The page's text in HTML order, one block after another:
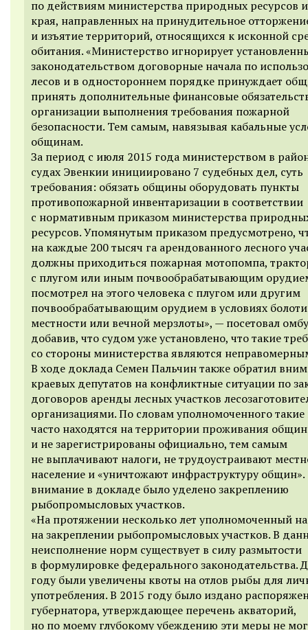
по действиям министерства природных ресурсов
края, направленных на принудительное
и изъятие территорий, относящихся к исконной
обитания. «Министерство игнорирует
законодательством договорные начала по
лесов и в одностороннем порядке принуждает
принять дополнительные финансовые
организации выполнения требования пожарной
безопасности. Тем самым, навязывая кабальные
общинам.
За период с июля 2015 года министерством в
судах Эвенкии инициировано 7 судебных дел, суть
требования: обязать общины оборудовать пункты
противопожарной инвентаризации в соответствии
с нормативным приказом министерства
ресурсов. Упомянутым приказом предусмотрено,
на каждые 200 тысяч га арендованного лесного
должны приходиться пожарная мотопомпа,
с плугом или иным почвообрабатывающим
посмотрел на этого человека с плугом или другим
почвообрабатывающим орудием в условиях
местности или вечной мерзлоты», — посетовал
добавив, что судом уже установлено, что такие
со стороны министерства являются
В ходе доклада Семен Пальчин также обратил
краевых депутатов на конфликтные ситуации по
договоров аренды лесных участков
организациями. По словам уполномоченного
часто находятся на территории проживания общин
и не зарегистрированы официально, тем самым
не выплачивают налоги, не трудоустраивают
население и «уничтожают инфраструктуру общин».
внимание в докладе было уделено закреплению
рыбопромысловых участков.
«На протяжении несколько лет уполномоченный
на закреплении рыбопромысловых участков. В
неисполнение норм существует в силу размытости
в формулировке федерального законодательства.
году были увеличены квоты на отлов рыбы для
употребления. В 2015 году было издано
губернатора, утверждающее перечень акваторий,
но по моему глубокому убеждению эти меры не